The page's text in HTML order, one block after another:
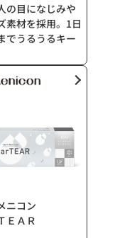
の目になじみや
素材を採用。1日
でうるうるキー
ニコン
ＥＡＲ